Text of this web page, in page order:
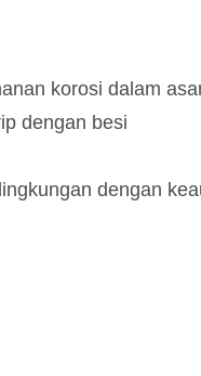
korosi dalam
dengan besi
dengan